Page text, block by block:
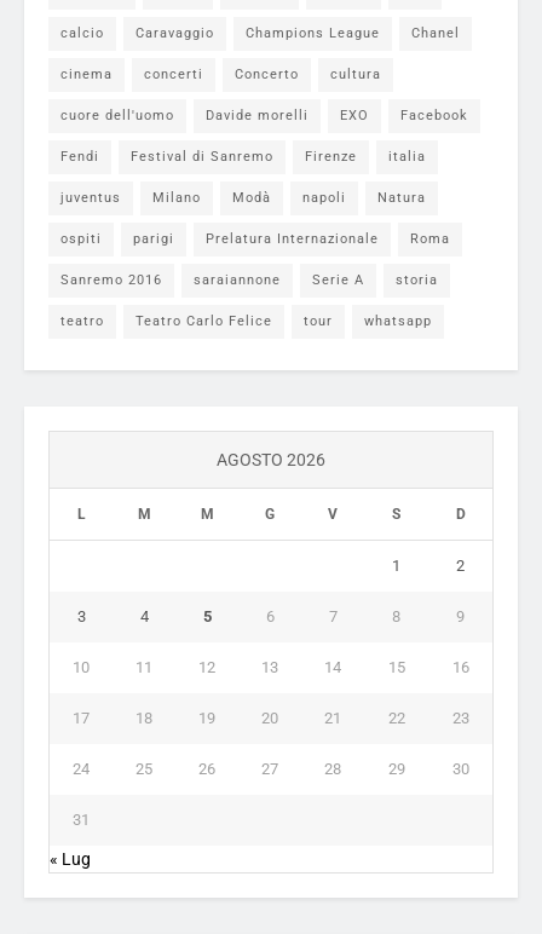
calcio Caravaggio Champions League Chanel
cinema concerti Concerto cultura
cuore dell'uomo Davide morelli EXO Facebook
Fendi Festival di Sanremo Firenze italia
juventus Milano Modà napoli Natura
ospiti parigi Prelatura Internazionale Roma
Sanremo 2016 saraiannone Serie A storia
teatro Teatro Carlo Felice tour whatsapp
AGOSTO 2026
L M M G V S D
1 2
3 4 5 6 7 8 9
10 11 12 13 14 15 16
17 18 19 20 21 22 23
24 25 26 27 28 29 30
31
« Lug